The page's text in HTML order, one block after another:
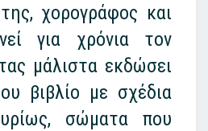
χορογράφος και
για χρόνια τον
μάλιστα εκδώσει
βιβλίο με σχέδια
σώματα που